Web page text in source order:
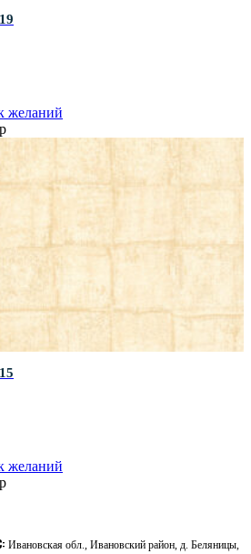
желаний
желаний
Ивановская обл., Ивановский район, д. Беляницы,